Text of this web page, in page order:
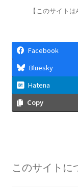
【サイク
に関
【このサイト
Facebook
Bluesky
Hatena
Copy
このサイトに